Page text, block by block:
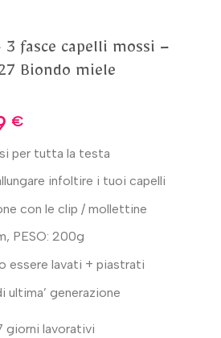
fasce capelli mossi –
Biondo miele
€
per tutta la testa
infoltire i tuoi capelli
con le clip / mollettine
PESO: 200g
essere lavati + piastrati
ultima’ generazione
giorni lavorativi